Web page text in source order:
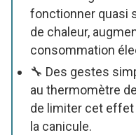
fonctionner quasi
de chaleur,
consommation
🔧 Des gestes
au thermomètre
de limiter cet effet
la canicule.